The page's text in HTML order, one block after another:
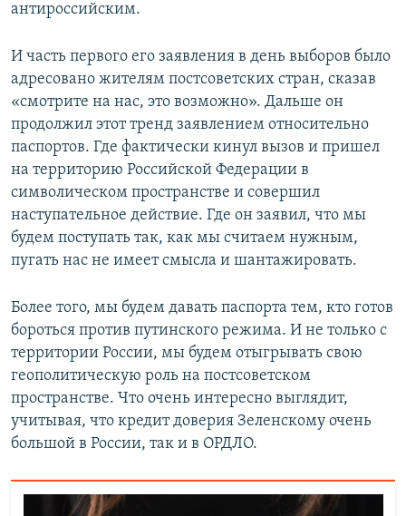
антироссийским.
И часть первого его заявления в день выборов было
адресовано жителям постсоветских стран, сказав
«смотрите на нас, это возможно». Дальше он
продолжил этот тренд заявлением относительно
паспортов. Где фактически кинул вызов и пришел
на территорию Российской Федерации в
символическом пространстве и совершил
наступательное действие. Где он заявил, что мы
будем поступать так, как мы считаем нужным,
пугать нас не имеет смысла и шантажировать.
Более того, мы будем давать паспорта тем, кто готов
бороться против путинского режима. И не только с
территории России, мы будем отыгрывать свою
геополитическую роль на постсоветском
пространстве. Что очень интересно выглядит,
учитывая, что кредит доверия Зеленскому очень
большой в России, так и в ОРДЛО.